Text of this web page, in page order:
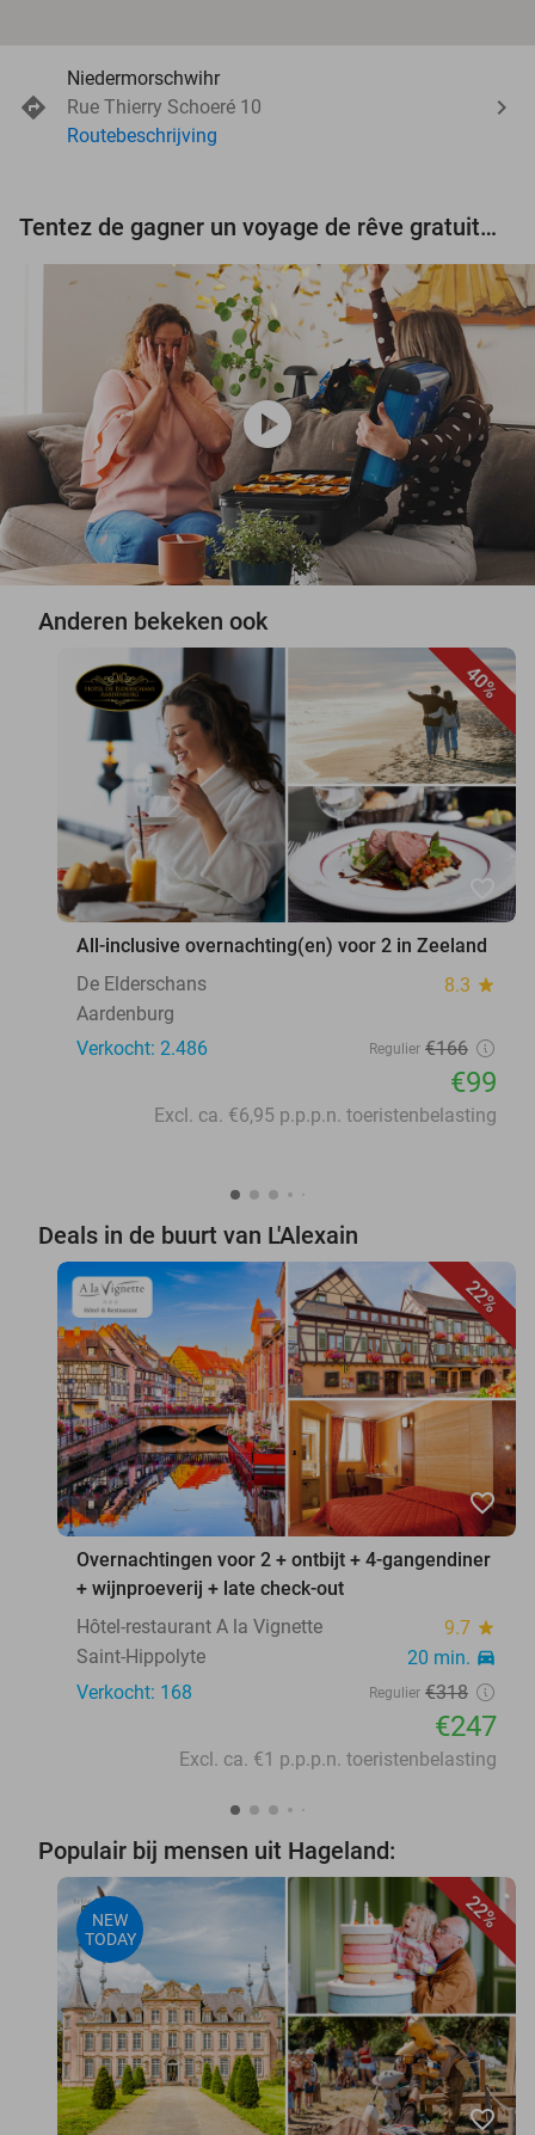
Niedermorschwihr
Rue Thierry Schoeré 10
Routebeschrijving
Tentez de gagner un voyage de rêve gratuit d'une valeur de 3.000 € !
play_circle
Anderen bekeken ook
40%
favorite_border
All-inclusive overnachting(en) voor 2 in Zeeland
De Elderschans
8.3 star
Aardenburg
Verkocht: 2.486
Regulier €166
€99
Excl. ca. €6,95 p.p.p.n. toeristenbelasting
Deals in de buurt van L'Alexain
22%
favorite_border
Overnachtingen voor 2 + ontbijt + 4-gangendiner
+ wijnproeverij + late check-out
Hôtel-restaurant A la Vignette
9.7 star
Saint-Hippolyte 20 min. directions_car
Verkocht: 168 Regulier €318
€247
Excl. ca. €1 p.p.p.n. toeristenbelasting
Populair bij mensen uit Hageland:
22%
NEW
TODAY
favorite_border